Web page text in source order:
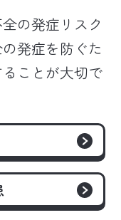
の発症リスク
発症を防ぐた
ことが大切で